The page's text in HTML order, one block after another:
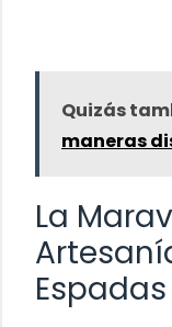
Quizás
maneras
La